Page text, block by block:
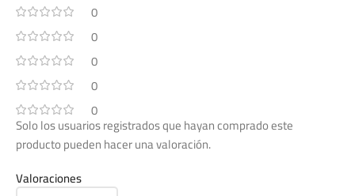
0
0
0
0
0
Valoraciones
Solo los usuarios registrados que hayan comprado este
producto pueden hacer una valoración.